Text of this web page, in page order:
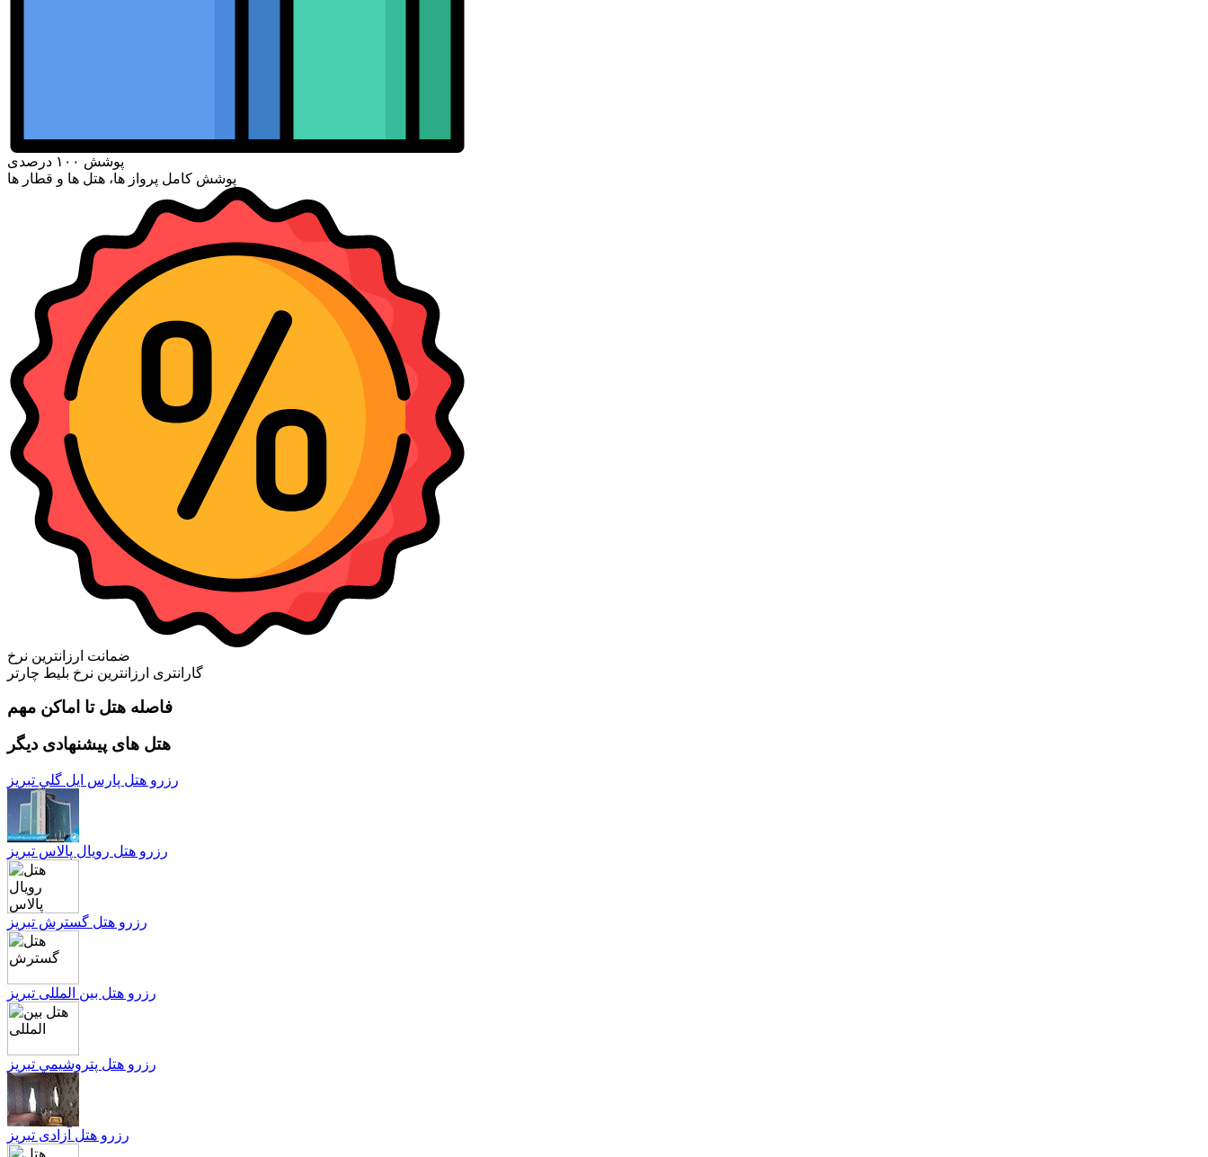
پوشش ۱۰۰ درصدی
پوشش کامل پرواز ها، هتل ها و قطار ها
ضمانت ارزانترین نرخ
گارانتری ارزانترین نرخ بلیط چارتر
فاصله هتل تا اماکن مهم
هتل های پیشنهادی دیگر
رزرو هتل پارس ايل گلي تبریز
رزرو هتل رویال پالاس تبریز
رزرو هتل گسترش تبریز
رزرو هتل بین المللی تبریز
رزرو هتل پتروشيمي تبریز
رزرو هتل آزادی تبریز